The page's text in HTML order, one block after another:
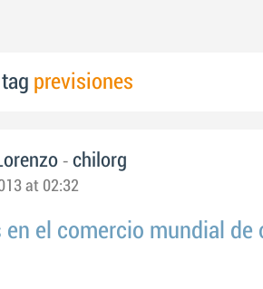
previsiones
- chilorg
at 02:32
en el comercio mundial de